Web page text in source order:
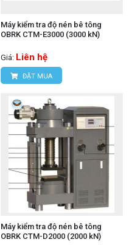
Máy kiểm tra độ nén bê tông
OBRK CTM-E3000 (3000 kN)
Giá: Liên hệ
ĐẶT MUA
Máy kiểm tra độ nén bê tông
OBRK CTM-D2000 (2000 kN)